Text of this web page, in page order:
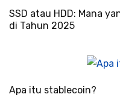
SSD atau HDD: Mana
di Tahun 2025
Apa itu stablecoin?